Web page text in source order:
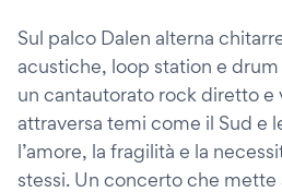
Sul palco Dalen alterna
acustiche, loop station e
un cantautorato rock diretto e
attraversa temi come il Sud e
l’amore, la fragilità e la
stessi. Un concerto che